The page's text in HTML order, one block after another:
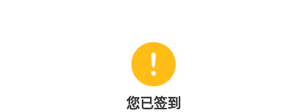
您已签到